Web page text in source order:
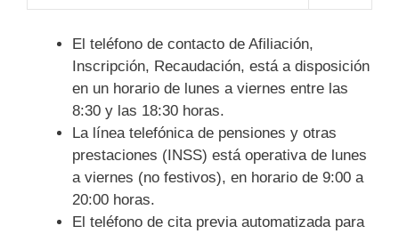
El teléfono de contacto de Afiliación,
Inscripción, Recaudación, está a disposición
en un horario de lunes a viernes entre las
8:30 y las 18:30 horas.
La línea telefónica de pensiones y otras
prestaciones (INSS) está operativa de lunes
a viernes (no festivos), en horario de 9:00 a
20:00 horas.
El teléfono de cita previa automatizada para